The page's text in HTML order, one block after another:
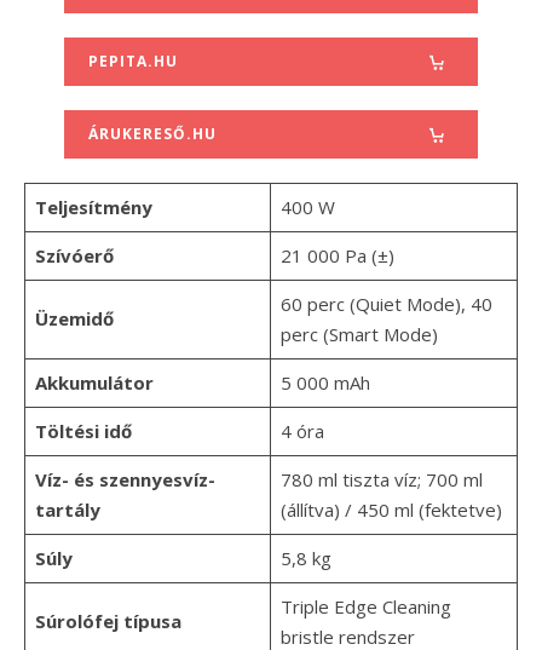
PEPITA.HU
ÁRUKERESŐ.HU
Teljesítmény
400 W
Szívóerő
21 000 Pa (±)
Üzemidő
60 perc (Quiet Mode), 40
perc (Smart Mode)
Akkumulátor
5 000 mAh
Töltési idő
4 óra
Víz- és szennyesvíz-
tartály
780 ml tiszta víz; 700 ml
(állítva) / 450 ml (fektetve)
Súly
5,8 kg
Súrolófej típusa
Triple Edge Cleaning
bristle rendszer